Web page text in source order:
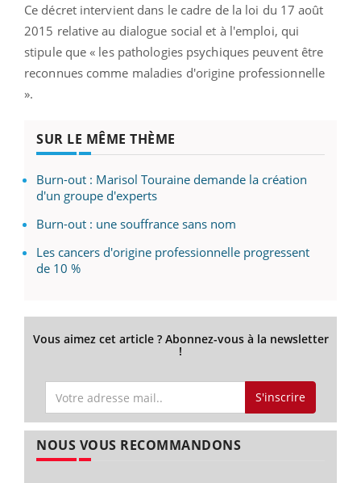
Ce décret intervient dans le cadre de la loi du 17 août
2015 relative au dialogue social et à l'emploi, qui
stipule que « les pathologies psychiques peuvent être
reconnues comme maladies d'origine professionnelle
».
SUR LE MÊME THÈME
Burn-out : Marisol Touraine demande la création
d'un groupe d'experts
Burn-out : une souffrance sans nom
Les cancers d'origine professionnelle progressent
de 10 %
Vous aimez cet article ? Abonnez-vous à la newsletter
!
S'inscrire
NOUS VOUS RECOMMANDONS